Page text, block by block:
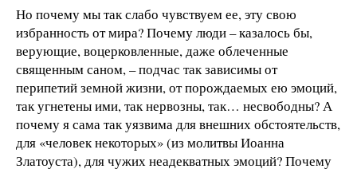
Но почему мы так слабо чувствуем ее, эту свою
избранность от мира? Почему люди – казалось бы,
верующие, воцерковленные, даже облеченные
священным саном, – подчас так зависимы от
перипетий земной жизни, от порождаемых ею эмоций,
так угнетены ими, так нервозны, так… несвободны? А
почему я сама так уязвима для внешних обстоятельств,
для «человек некоторых» (из молитвы Иоанна
Златоуста), для чужих неадекватных эмоций? Почему